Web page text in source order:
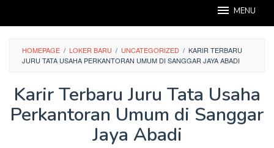
MENU
HOMEPAGE / LOKER BARU / UNCATEGORIZED / KARIR TERBARU
JURU TATA USAHA PERKANTORAN UMUM DI SANGGAR JAYA ABADI
Karir Terbaru Juru Tata Usaha
Perkantoran Umum di Sanggar
Jaya Abadi